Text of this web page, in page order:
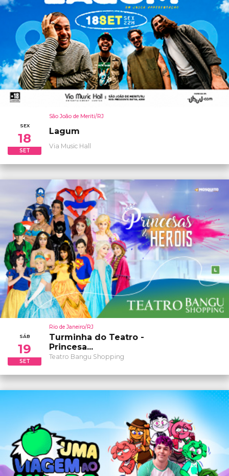
SEX
18
SET
São João de Meriti/RJ
Lagum
Via Music Hall
SÁB
19
SET
Rio de Janeiro/RJ
Turminha do Teatro -
Princesa...
Teatro Bangu Shopping